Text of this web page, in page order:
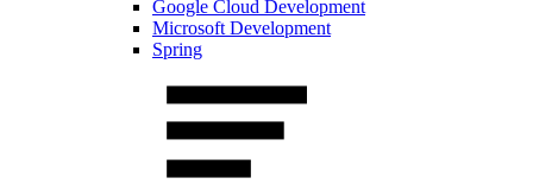
Google Cloud Development
Microsoft Development
Spring